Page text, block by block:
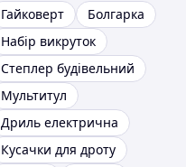
Гайковерт
Болгарка
Набір викруток
Степлер будівельний
Мультитул
Дриль електрична
Кусачки для дроту